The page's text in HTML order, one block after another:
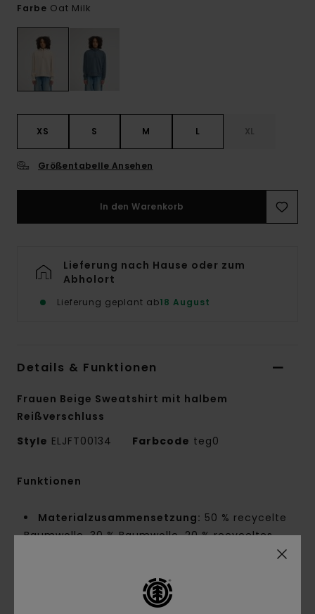
Farbe Oat Milk
XS S M L XL
Größentabelle Ansehen
In den Warenkorb
Lieferung nach Hause oder zum
Abholort
Lieferung geplant ab18 August
Details & Funktionen
Frauen Beige Sweatshirt mit halbem
Reißverschluss
Style ELJFT00134 Farbcode teg0
Funktionen
Materialzusammensetzung: 50 % recycelte
Baumwolle, 30 % Baumwolle, 20 % recyceltes
und Melco-Spot-Tape an stark beanspruchten